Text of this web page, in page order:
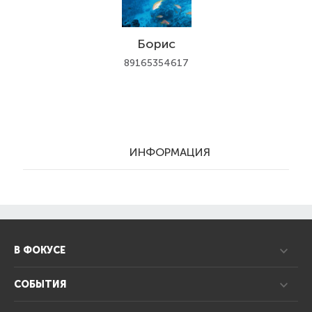
Борис
89165354617
ИНФОРМАЦИЯ
В ФОКУСЕ
СОБЫТИЯ